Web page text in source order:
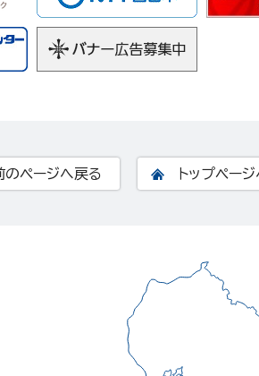
のページへ戻る トップペー